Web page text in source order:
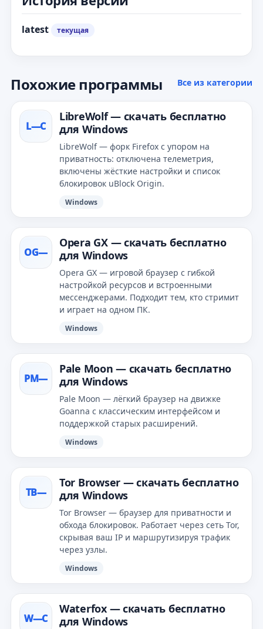
latest текущая
Похожие программы Все из категории
L—С
LibreWolf — скачать бесплатно
для Windows
LibreWolf — форк Firefox с упором на
приватность: отключена телеметрия,
включены жёсткие настройки и список
блокировок uBlock Origin.
Windows
OG—
Opera GX — скачать бесплатно
для Windows
Opera GX — игровой браузер с гибкой
настройкой ресурсов и встроенными
мессенджерами. Подходит тем, кто стримит
и играет на одном ПК.
Windows
PM—
Pale Moon — скачать бесплатно
для Windows
Pale Moon — лёгкий браузер на движке
Goanna с классическим интерфейсом и
поддержкой старых расширений.
Windows
TB—
Tor Browser — скачать бесплатно
для Windows
Tor Browser — браузер для приватности и
обхода блокировок. Работает через сеть Tor,
скрывая ваш IP и маршрутизируя трафик
через узлы.
Windows
W—С
Waterfox — скачать бесплатно
для Windows